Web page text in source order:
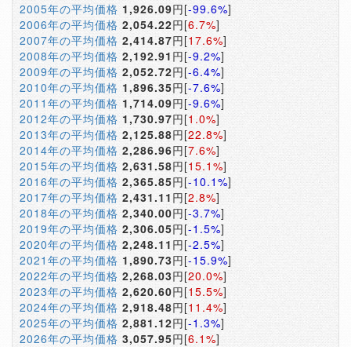
2005年の平均価格 1,926.09円[-99.6%]
2006年の平均価格 2,054.22円[6.7%]
2007年の平均価格 2,414.87円[17.6%]
2008年の平均価格 2,192.91 円[-9.2%]
2009年の平均価格 2,052.72円[-6.4%]
2010年の平均価格 1,896.35円[-7.6%]
2011年の平均価格 1,714.09円[-9.6%]
2012年の平均価格 1,730.97円[1.0%]
2013年の平均価格 2,125.88円[22.8%]
2014年の平均価格 2,286.96円[7.6%]
2015年の平均価格 2,631.58円[15.1%]
2016年の平均価格 2,365.85円[-10.1%]
2017年の平均価格 2,431.11 円[2.8%]
2018年の平均価格 2,340.00円[-3.7%]
2019年の平均価格 2,306.05円[-1.5%]
2020年の平均価格 2,248.11 円[-2.5%]
2021年の平均価格 1,890.73円[-15.9%]
2022年の平均価格 2,268.03円[20.0%]
2023年の平均価格 2,620.60円[15.5%]
2024年の平均価格 2,918.48円[11.4%]
2025年の平均価格 2,881.12円[-1.3%]
2026年の平均価格 3,057.95円[6.1%]